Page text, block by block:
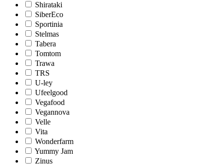
Shirataki
SiberEco
Sportinia
Stelmas
Tabera
Tomtom
Trawa
TRS
U-ley
Ufeelgood
Vegafood
Vegannova
Velle
Vita
Wonderfarm
Yummy Jam
Zinus